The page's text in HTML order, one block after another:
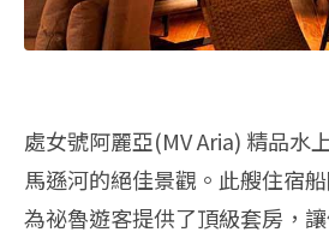
處女號阿麗亞(MV Aria) 精品水
馬遜河的絕佳景觀。此艘住宿
為祕魯遊客提供了頂級套房，